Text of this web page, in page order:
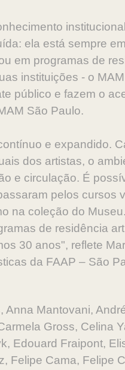
ela está sempre em
em programas de
instituições - o
público e fazem o
São Paulo.
e expandido.
dos artistas, o
e circulação. É
pelos cursos
na coleção do
de residência
30 anos", reflete
da FAAP – São
Anna Mantovani,
Gross, Celina
Edouard Fraipont,
Felipe Cama, Felipe